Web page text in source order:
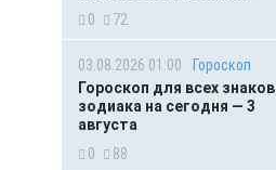
0
72
03.08.2026 01:00
Гороскоп
Гороскоп для всех знаков
зодиака на сегодня — 3
августа
0
88